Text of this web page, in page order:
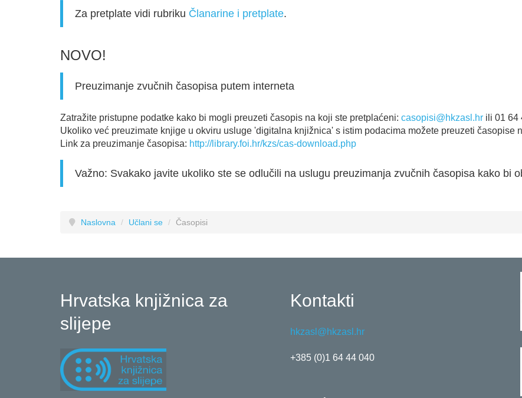
Za pretplate vidi rubriku Članarine i pretplate.
NOVO!
Preuzimanje zvučnih časopisa putem interneta
Zatražite pristupne podatke kako bi mogli preuzeti časopis na koji ste pretplaćeni: casopisi@hkzasl.hr ili 01 64
Ukoliko već preuzimate knjige u okviru usluge 'digitalna knjižnica' s istim podacima možete preuzeti časopise
Link za preuzimanje časopisa: http://library.foi.hr/kzs/cas-download.php
Važno: Svakako javite ukoliko ste se odlučili na uslugu preuzimanja zvučnih časopisa kako bi
Naslovna / Učlani se / Časopisi
Hrvatska knjižnica za
slijepe
Kontakti
hkzasl@hkzasl.hr
+385 (0)1 64 44 040